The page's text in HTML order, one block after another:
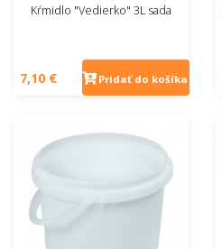
Kŕmidlo "Vedierko" 3L sada
7,10 € Pridať do košíka